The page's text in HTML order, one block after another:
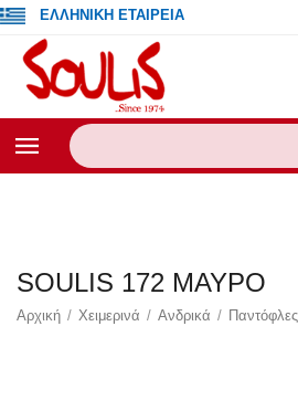
ΕΛΛΗΝΙΚΗ ΕΤΑΙΡΕΙΑ
SOULIS 172 ΜΑΥΡΟ
Αρχική / Χειμερινά / Ανδρικά / Παντόφλες